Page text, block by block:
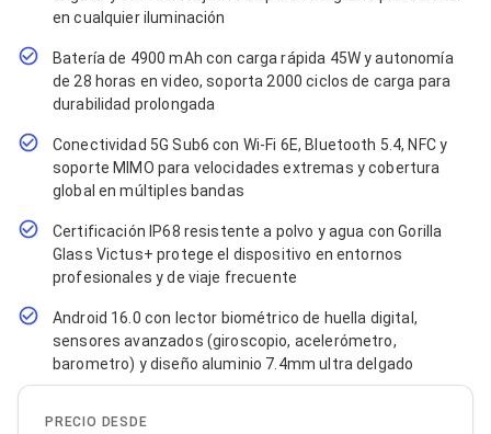
Sujetadores de Cables
Cinchos
Adaptadores
Adaptadores PC
Adaptadores PC USB
Adaptadores PC Serial
Adaptadores PC SATA
Adaptadores PC IDE
Adaptadores PC Teclado
Bluetooth
Adaptadores Video
Adaptadores Video DisplayPort
Divisores de Video
Adaptadores Video HDMI
Extensores y Receptores de Vídeo
Adaptadores Video DVI
Adaptadores Video VGA / HD15
Repetidores USB
Adaptadores Audio
Adaptadores Audio AUX
en cualquier iluminación
Batería de 4900 mAh con carga rápida 45W y autonomía
de 28 horas en video, soporta 2000 ciclos de carga para
durabilidad prolongada
Conectividad 5G Sub6 con Wi-Fi 6E, Bluetooth 5.4, NFC y
soporte MIMO para velocidades extremas y cobertura
global en múltiples bandas
Certificación IP68 resistente a polvo y agua con Gorilla
Glass Victus+ protege el dispositivo en entornos
profesionales y de viaje frecuente
Android 16.0 con lector biométrico de huella digital,
sensores avanzados (giroscopio, acelerómetro,
barometro) y diseño aluminio 7.4mm ultra delgado
PRECIO DESDE